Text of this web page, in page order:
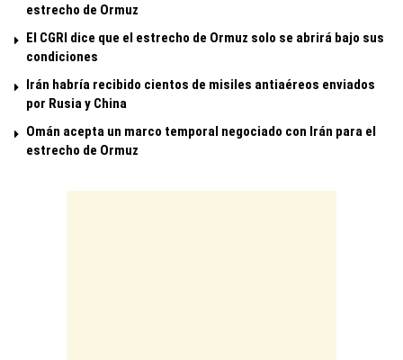
estrecho de Ormuz
El CGRI dice que el estrecho de Ormuz solo se abrirá bajo sus
condiciones
Irán habría recibido cientos de misiles antiaéreos enviados
por Rusia y China
Omán acepta un marco temporal negociado con Irán para el
estrecho de Ormuz